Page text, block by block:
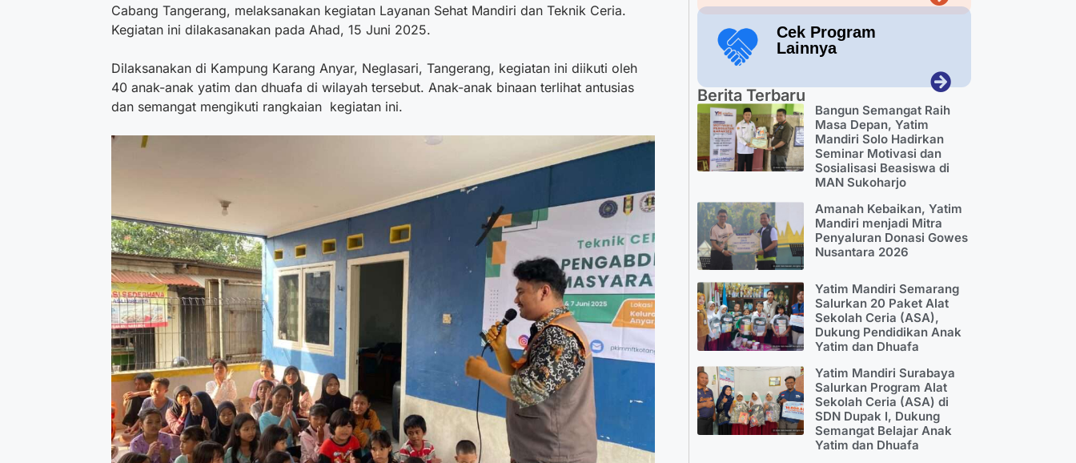
Cabang Tangerang, melaksanakan kegiatan Layanan Sehat Mandiri dan Teknik Ceria.
Kegiatan ini dilakasanakan pada Ahad, 15 Juni 2025.
Dilaksanakan di Kampung Karang Anyar, Neglasari, Tangerang, kegiatan ini diikuti oleh
40 anak-anak yatim dan dhuafa di wilayah tersebut. Anak-anak binaan terlihat antusias
dan semangat mengikuti rangkaian kegiatan ini.
Cek Program
Lainnya
Berita Terbaru
Bangun Semangat Raih
Masa Depan, Yatim
Mandiri Solo Hadirkan
Seminar Motivasi dan
Sosialisasi Beasiswa di
MAN Sukoharjo
Amanah Kebaikan, Yatim
Mandiri menjadi Mitra
Penyaluran Donasi Gowes
Nusantara 2026
Yatim Mandiri Semarang
Salurkan 20 Paket Alat
Sekolah Ceria (ASA),
Dukung Pendidikan Anak
Yatim dan Dhuafa
Yatim Mandiri Surabaya
Salurkan Program Alat
Sekolah Ceria (ASA) di
SDN Dupak I, Dukung
Semangat Belajar Anak
Yatim dan Dhuafa